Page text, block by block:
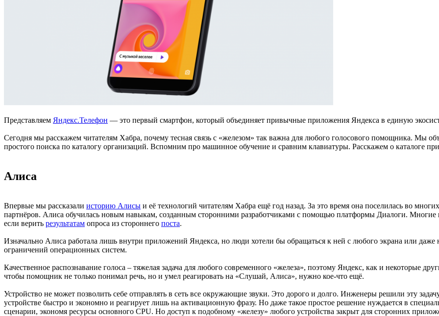
Представляем Яндекс.Телефон — это первый смартфон, который объединяет привычные приложения Яндекса в единую
Сегодня мы расскажем читателям Хабра, почему тесная связь с «железом» так важна для любого голосового помощника. Мы
простого поиска по каталогу организаций. Вспомним про машинное обучение и сравним клавиатуры. Расскажем о каталоге
Алиса
Впервые мы рассказали историю Алисы и её технологий читателям Хабра ещё год назад. За это время она поселилась во
партнёров. Алиса обучилась новым навыкам, созданным сторонними разработчиками с помощью платформы Диалоги. Многие
если верить результатам опроса из стороннего поста.
Изначально Алиса работала лишь внутри приложений Яндекса, но люди хотели бы обращаться к ней с любого экрана или даже
ограничений операционных систем.
Качественное распознавание голоса – тяжелая задача для любого современного «железа», поэтому Яндекс, как и некоторые
чтобы помощник не только понимал речь, но и умел реагировать на «Слушай, Алиса», нужно кое-что ещё.
Устройство не может позволить себе отправлять в сеть все окружающие звуки. Это дорого и долго. Инженеры решили эту
устройстве быстро и экономно и реагирует лишь на активационную фразу. Но даже такое простое решение нуждается в
сценарии, экономя ресурсы основного CPU. Но доступ к подобному «железу» любого устройства закрыт для сторонних